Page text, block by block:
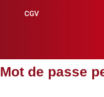
CGV
Mot de passe